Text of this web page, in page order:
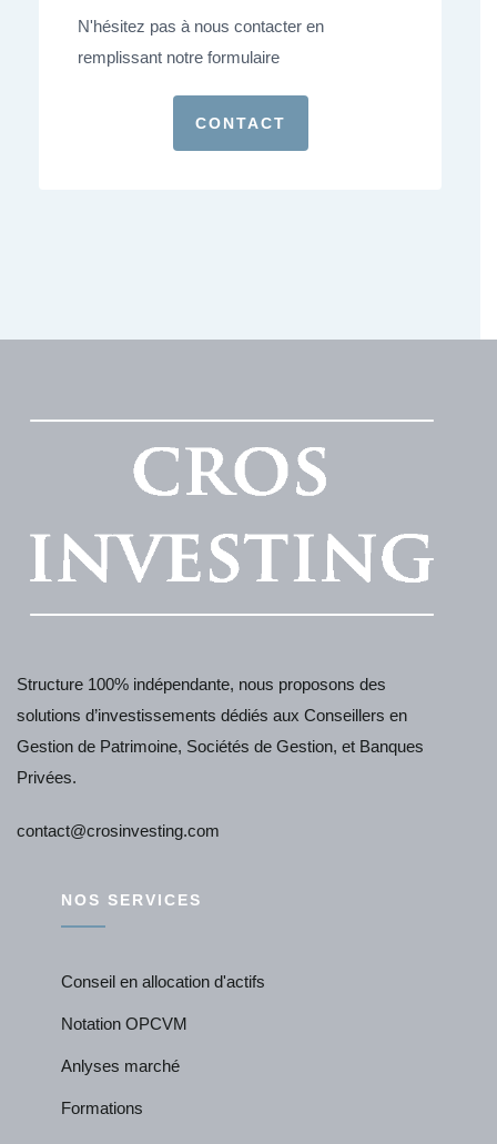
N'hésitez pas à nous contacter en
remplissant notre formulaire
CONTACT
Structure 100% indépendante, nous proposons des
solutions d’investissements dédiés aux Conseillers en
Gestion de Patrimoine, Sociétés de Gestion, et Banques
Privées.
contact@crosinvesting.com
NOS SERVICES
Conseil en allocation d'actifs
Notation OPCVM
Anlyses marché
Formations